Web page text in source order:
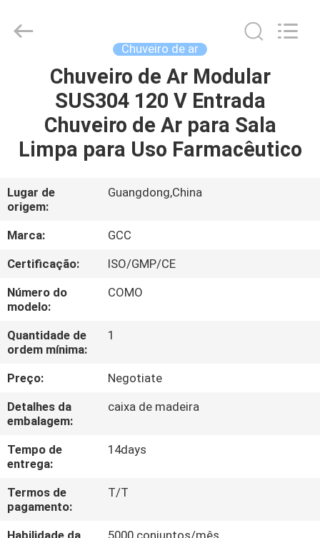
INÍCIO
PRODUTOS
VÍDEOS
SOBRE
NÓS
VISITA
À
FÁBRICA
CONTROLE
DE
QUALIDADE
CONTACTE-
NOS
Construction
Chuveiro de ar
Chuveiro de Ar Modular
SUS304 120 V Entrada
Chuveiro de Ar para Sala
Limpa para Uso Farmacêutico
Lugar de
origem:
Guangdong,China
Marca:
GCC
Certificação:
ISO/GMP/CE
Número do
modelo:
COMO
Quantidade de
ordem mínima:
1
Preço:
Negotiate
Detalhes da
embalagem:
caixa de madeira
Tempo de
entrega:
14days
Termos de
pagamento:
T/T